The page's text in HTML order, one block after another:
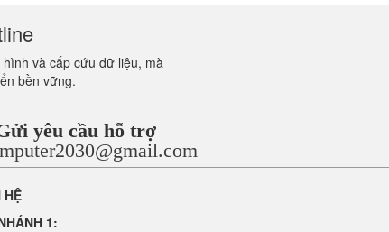
và cấp cứu dữ liệu, mà
bền vững.
yêu cầu hỗ trợ
HỆ
1: